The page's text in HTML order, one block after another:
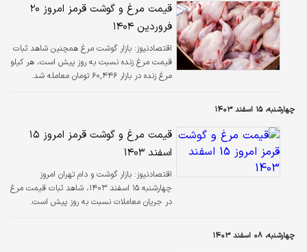
قیمت مرغ و گوشت قرمز امروز ۲۰
فروردین ۱۴۰۴
اقتصادنیوز: بازار گوشت مرغ همچنین شاهد ثبات
قیمت مرغ زنده نسبت به روز پیش است، هر کیلو
مرغ زنده در بازار ۶۰,۴۴۶ تومان معامله شد.
چهارشنبه، ۱۵ اسفند ۱۴۰۳
قیمت مرغ و گوشت قرمز امروز ۱۵
اسفند ۱۴۰۳
اقتصادنیوز: بازار گوشت و دام تهران امروز
چهارشنبه ۱۵ اسفند ۱۴۰۳، شاهد ثبات قیمت مرغ
در جریان معاملات نسبت به روز پیش است.
چهارشنبه، ۰۸ اسفند ۱۴۰۳